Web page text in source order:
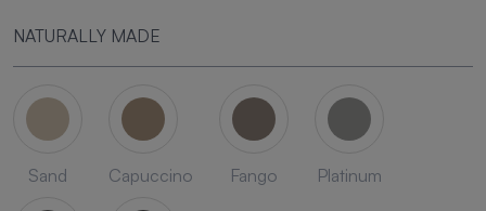
NATURALLY MADE
Sand Capuccino Fango Platinum